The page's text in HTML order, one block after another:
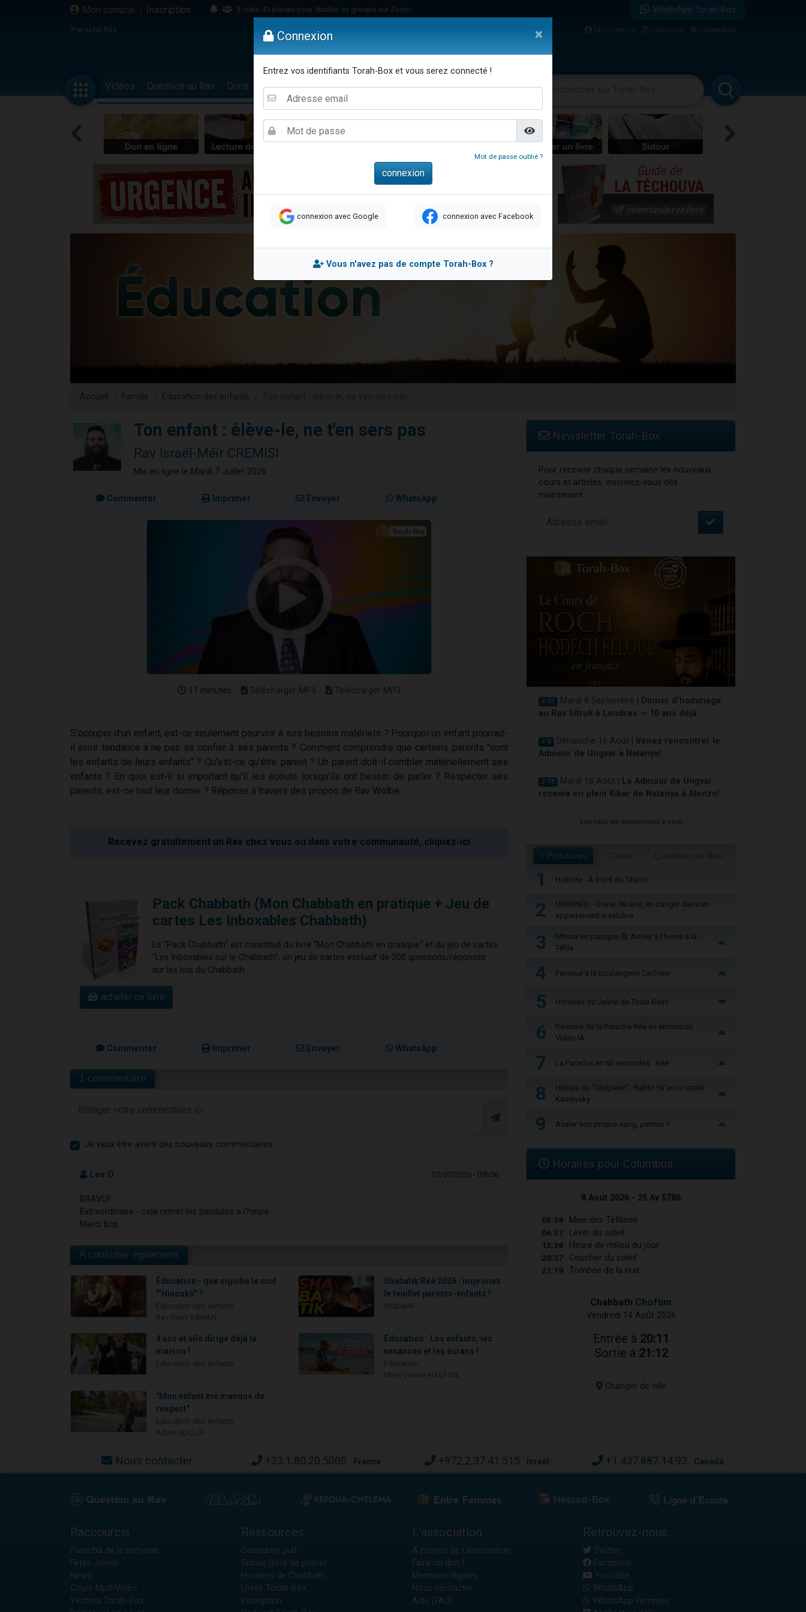
Mon compte / Inscription
Il reste 49 places pour étudier en groupe sur Zoom
16 personnes viennent de faire un don pour Diane, 80 ans, dans un appartement insalubre
2 personnes viennent de faire un don pour 1 Journée de Vacances Pour les Enfants
17 personnes viennent de demander une bénédiction
4 personnes viennent de nous rejoindre sur WhatsApp
Il reste 49 places pour étudier en groupe sur Zoom
Eva vient de donner son Maasser
4 personnes viennent de nous rejoindre sur WhatsApp
3 personnes viennent de nous rejoindre sur WhatsApp
Odaya vient de donner son Maasser
2 personnes viennent de nous rejoindre sur WhatsApp
13 personnes viennent de demander une bénédiction
30 personnes viennent de faire un don pour Sauvez la jambe de Yohan
Il reste 49 places pour étudier en groupe sur Zoom
WhatsApp Torah-Box
Paracha Réé Mon compte Calendrier Columbus
Vidéos Question au Rav Dons Femmes Enfants Etude sur Texte Musique Paracha Divertissements
Accueil Famille Education des enfants
Ton enfant : élève-le, ne t'en sers pas
Rav Israël-Méïr CREMISI
Mis en ligne le Mardi 7 Juillet 2026
Commenter Imprimer Envoyer WhatsApp
11 minutes Télécharger MP4 Télécharger MP3
S'occuper d'un enfant, est-ce seulement pourvoir à ses besoins matériels ? Pourquoi un enfant pourrait-
il avoir tendance à ne pas se confier à ses parents ? Comment comprendre que certains parents "sont
les enfants de leurs enfants" ? Qu'est-ce qu'être parent ? Un parent doit-il combler matériellement ses
enfants ? En quoi est-il si important qu'il les écoute lorsqu'ils ont besoin de parler ? Respecter ses
parents, est-ce tout leur donner ? Réponse à travers des propos de Rav Wolbe.
Recevez gratuitement un Rav chez vous ou dans votre communauté, cliquez-ici
Pack Chabbath (Mon Chabbath en pratique + Jeu de
cartes Les Inboxables Chabbath)
Le “Pack Chabbath” est constitué du livre “Mon Chabbath en pratique“ et du jeu de cartes
“Les Inboxables sur le Chabbath”, un jeu de cartes exclusif de 300 questions/réponses
sur les lois du Chabbath.
acheter ce livre
Commenter Imprimer Envoyer WhatsApp
1 commentaire
Je veux être averti des nouveaux commentaires
Lea O. 07/07/2026 - 09h56
BRAVO!!
Extraordinaire - cela remet les pendules a l'heure
Merci bcp
A consulter également
Éducation - que signifie le mot
"’Hinoukh" ?
Shabatik Réé 2026 : imprimez
le feuillet parents-enfants !
4 ans et elle dirige déjà la
maison !
Éducation : Les enfants, les
vacances et les écrans !
"Mon enfant me manque de
respect"
Newsletter Torah-Box
Pour recevoir chaque semaine les nouveaux
cours et articles, inscrivez-vous dès
maintenant :
J-31 Mardi 8 Septembre |
Dinner d'hommage
au Rav Sitruk à Londres — 10 ans déjà
J-8 Dimanche 16 Août | Venez rencontrer le
Admour de Ungvar à Natanya!
J-10 Mardi 18 Août |
Le Admour de Ungvar
recevra en plein Kikar de Natanya à Alonzo!
Voir tous les événements à venir
+ Populaires
1 Histoire - À bord du Titanic
2
URGENCE - Diane, 80 ans, en danger dans un
appartement insalubre
3
Mitsva en panique 😨 Arriver à l'heure à la
Téfila
4 Panique à la boulangerie Cachère
5 Horaires du Jeûne de Ticha Béav
6
Résumé de la Paracha Réé en animation
Vidéo IA
7 La Paracha en 60 secondes : Réé
8
Hiloula du "Steïpeler" : Rabbi Ya’acov Israël
Kanievsky
9 Avaler son propre sang, permis ?
Horaires pour Columbus
8 Août 2026 - 25 Av 5786
05:38 Mise des Téfilines
06:37 Lever du soleil
13:38 Heure de milieu du jour
20:37 Coucher du soleil
21:19 Tombée de la nuit
Chabbath Choftim
Vendredi 14 Août 2026
Entrée à 20:11
Sortie à 21:12
Changer de ville
Nous contacter +33.1.80.20.5000 France +972.2.37.41.515 Israël +1.437.887.14.93 Canada
Raccourcis
Paracha de la semaine
Fêtes Juives
News
Cours Mp3-Vidéo
Yéchiva Torah-Box
Ressources
Calendrier Juif
Sidour (livre de prière)
Horaires de Chabbath
Livres Torah-Box
Inscription
L'association
A propos de l'association
Faire un don !
Mentions légales
Nous contacter
Aide (FAQ)
Retrouvez-nous...
Twitter
Facebook
YouTube
WhatsApp
WhatsApp Femmes
Connexion ×
Entrez vos identifiants Torah-Box et vous serez connecté !
Mot de passe oublié ?
connexion avec Google connexion avec Facebook
Vous n'avez pas de compte Torah-Box ?